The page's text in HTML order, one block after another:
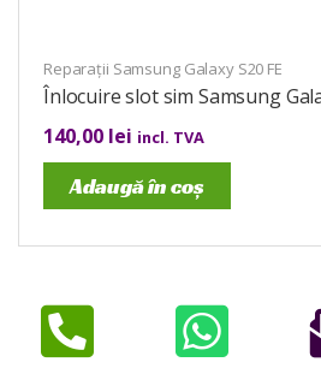
Reparații Samsung Galaxy S20 FE
Înlocuire slot sim Samsung
140,00 lei incl. TVA
Adaugă în coș